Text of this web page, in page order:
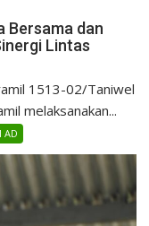
Bersama dan
Lintas
1513-02/Taniwel
melaksanakan...
AD